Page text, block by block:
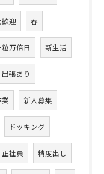
迎 春
粒万倍日 新生活
出張あり
新人募集
ドッキング
正社員 精度出し